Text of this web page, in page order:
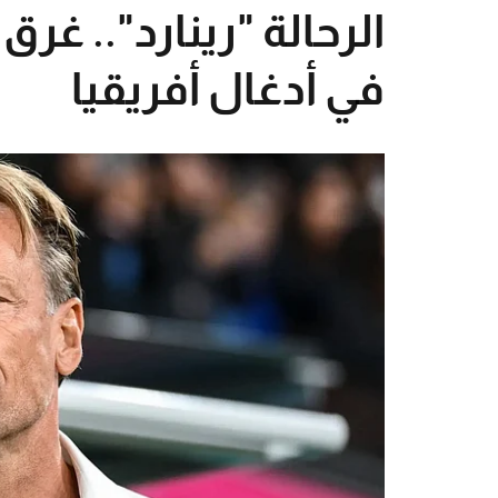
الرحالة "رينارد"..
في أدغال أفريقيا